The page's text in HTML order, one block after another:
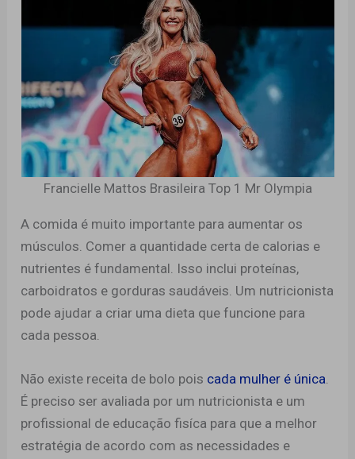
Francielle Mattos Brasileira Top 1 Mr Olympia
A comida é muito importante para aumentar os
músculos. Comer a quantidade certa de calorias e
nutrientes é fundamental. Isso inclui proteínas,
carboidratos e gorduras saudáveis. Um nutricionista
pode ajudar a criar uma dieta que funcione para
cada pessoa.
Não existe receita de bolo pois cada mulher é única.
É preciso ser avaliada por um nutricionista e um
profissional de educação fisíca para que a melhor
estratégia de acordo com as necessidades e